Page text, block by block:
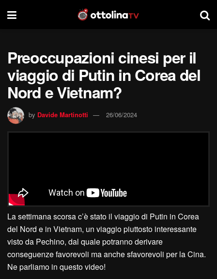
Preoccupazioni cinesi per il
viaggio di Putin in Corea del
Nord e Vietnam?
by Davide Martinotti 26/06/2024
La settimana scorsa c’è stato il viaggio di Putin in Corea
del Nord e in Vietnam, un viaggio piuttosto interessante
visto da Pechino, dal quale potranno derivare
conseguenze favorevoli ma anche sfavorevoli per la Cina.
Ne parliamo in questo video!